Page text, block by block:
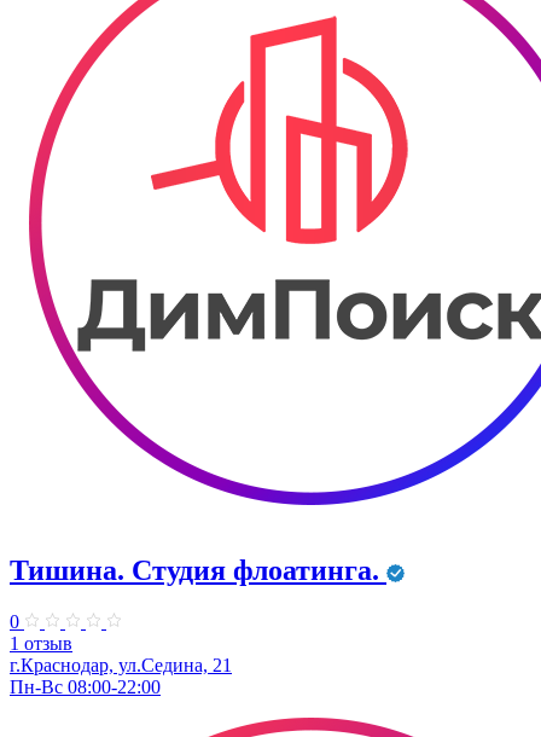
Тишина. Студия флоатинга.
0
1 отзыв
г.Краснодар, ул.Седина, 21
Пн-Вс 08:00-22:00